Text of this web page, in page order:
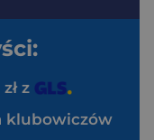
z
klubowiczów